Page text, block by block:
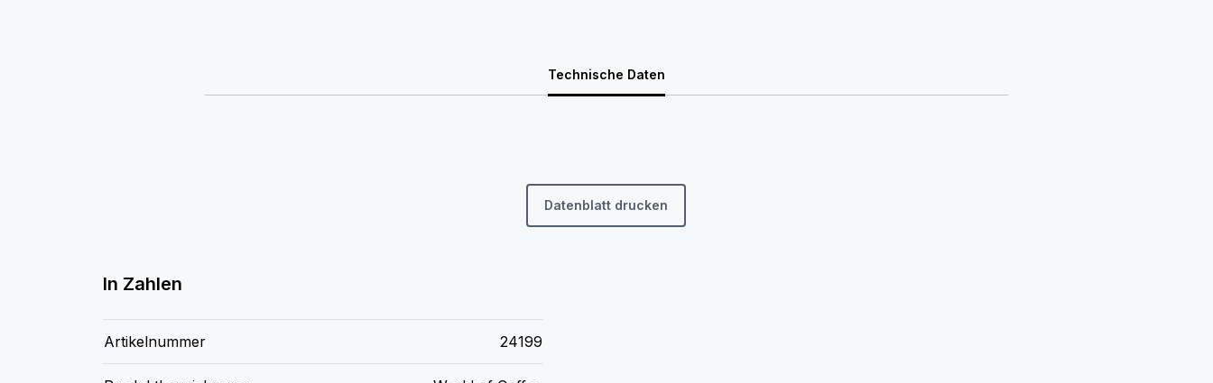
Technische Daten
Datenblatt drucken
In Zahlen
Artikelnummer 24199